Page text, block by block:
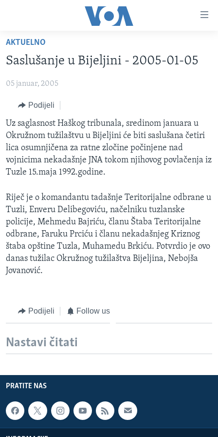
glavni
sadržaj
na
navigaciju
Idi
na
pretragu
TV PROGRAM
FOTOGRAFIJE DANA
VIJESTI
SJEDINJENE AMERIČKE DRŽAVE
BOSNA I HERCEGOVINA
SVIJET
NAUKA I TEHNOLOGIJA
SPECIJALNI PROJEKTI
KORUPCIJA
SLOBODA MEDIJA
ŽENSKA STRANA
IZBJEGLIČKA STRANA
MAGAZIN
O GLASU AMERIKE
Learning English
Jezici
AKTUELNO
Saslušanje u Bijeljini - 2005-01-05
05 januar, 2005
Podijeli
Uz saglasnost Haškog tribunala, sredinom januara u
Okružnom tužilaštvu u Bijeljini će biti saslušana četiri
lica osumnjičena za ratne zločine počinjene nad
vojnicima nekadašnje JNA tokom njihovog povlačenja iz
Tuzle 15.maja 1992.godine.
Riječ je o komandantu tadašnje Teritorijalne odbrane u
Tuzli, Enveru Delibegoviću, načelniku tuzlanske
policije, Mehmedu Bajriću, članu Štaba Teritorijalne
odbrane, Faruku Prciću i članu nekadašnjeg Kriznog
štaba opštine Tuzla, Muhamedu Brkiću. Potvrdio je ovo
danas tužilac Okružnog tužilaštva Bijeljina, Nebojša
Jovanović.
Podijeli Follow us
Nastavi čitati
PRATITE NAS